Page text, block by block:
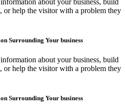
about your business, build
or help the visitor with a problem they
Surrounding Your business
about your business, build
or help the visitor with a problem they
Surrounding Your business